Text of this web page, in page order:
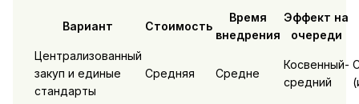
Вариант Стоимость
Время
внедрения
Эффект на
очереди
Централизованный
закуп и единые
стандарты
Средняя Средне
Косвенный-
средний